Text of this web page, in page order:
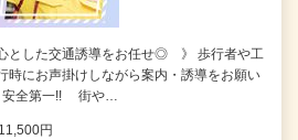
とした交通誘導をお任せ◎ 》 歩行者や工
時にお声掛けしながら案内・誘導をお願い
全第一!! 街や…
円